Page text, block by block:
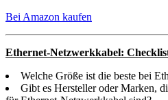
Bei Amazon kaufen
Ethernet-Netzwerkkabel:
Welche Größe ist die beste bei
Gibt es Hersteller oder Marken,